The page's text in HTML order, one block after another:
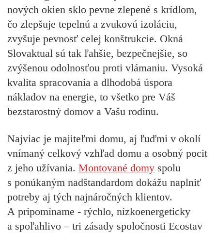
nových okien sklo pevne zlepené s krídlom,
čo zlepšuje tepelnú a zvukovú izoláciu,
zvyšuje pevnosť celej konštrukcie. Okná
Slovaktual sú tak ľahšie, bezpečnejšie, so
zvýšenou odolnosťou proti vlámaniu. Vysoká
kvalita spracovania a dlhodobá úspora
nákladov na energie, to všetko pre Váš
bezstarostný domov a Vašu rodinu.
Najviac je majiteľmi domu, aj ľuďmi v okolí
vnímaný celkový vzhľad domu a osobný pocit
z jeho užívania. Montované domy spolu
s ponúkaným nadštandardom dokážu naplniť
potreby aj tých najnáročných klientov.
A pripomíname - rýchlo, nízkoenergeticky
a spoľahlivo – tri zásady spoločnosti Ecostav